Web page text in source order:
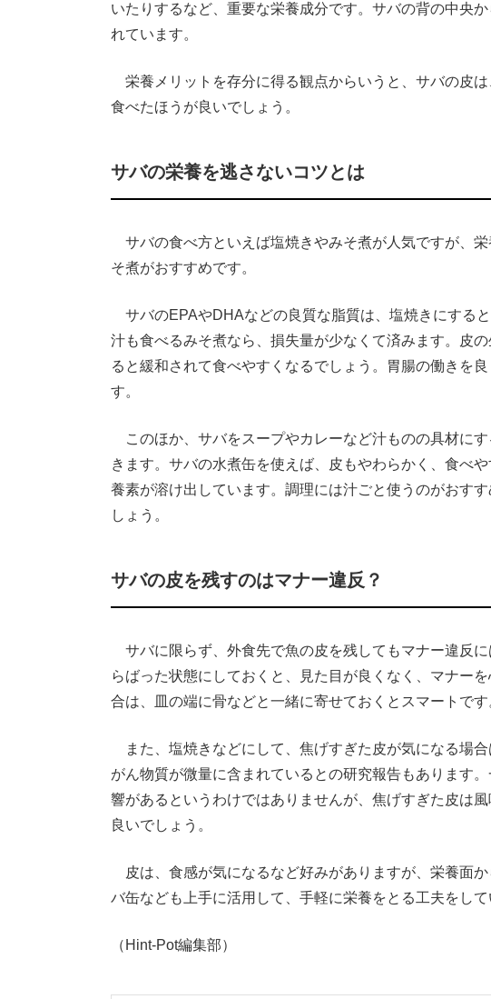
いたりするなど、重要な栄養成分です。サバの背の中央
れています。
栄養メリットを存分に得る観点からいうと、サバの皮
食べたほうが良いでしょう。
サバの栄養を逃さないコツとは
サバの食べ方といえば塩焼きやみそ煮が人気ですが、
そ煮がおすすめです。
サバのEPAやDHAなどの良質な脂質は、塩焼きにする
汁も食べるみそ煮なら、損失量が少なくて済みます。皮
ると緩和されて食べやすくなるでしょう。胃腸の働きを
す。
このほか、サバをスープやカレーなど汁ものの具材に
きます。サバの水煮缶を使えば、皮もやわらかく、食べ
養素が溶け出しています。調理には汁ごと使うのがおす
しょう。
サバの皮を残すのはマナー違反？
サバに限らず、外食先で魚の皮を残してもマナー違反
らばった状態にしておくと、見た目が良くなく、マナー
合は、皿の端に骨などと一緒に寄せておくとスマートです
また、塩焼きなどにして、焦げすぎた皮が気になる場
がん物質が微量に含まれているとの研究報告もあります
響があるというわけではありませんが、焦げすぎた皮は
良いでしょう。
皮は、食感が気になるなど好みがありますが、栄養面
バ缶なども上手に活用して、手軽に栄養をとる工夫をして
（Hint-Pot編集部）